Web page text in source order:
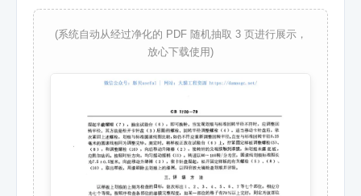
(系统自动从经过净化的 PDF 随机抽取 3 页进行展示，
放心下载使用)